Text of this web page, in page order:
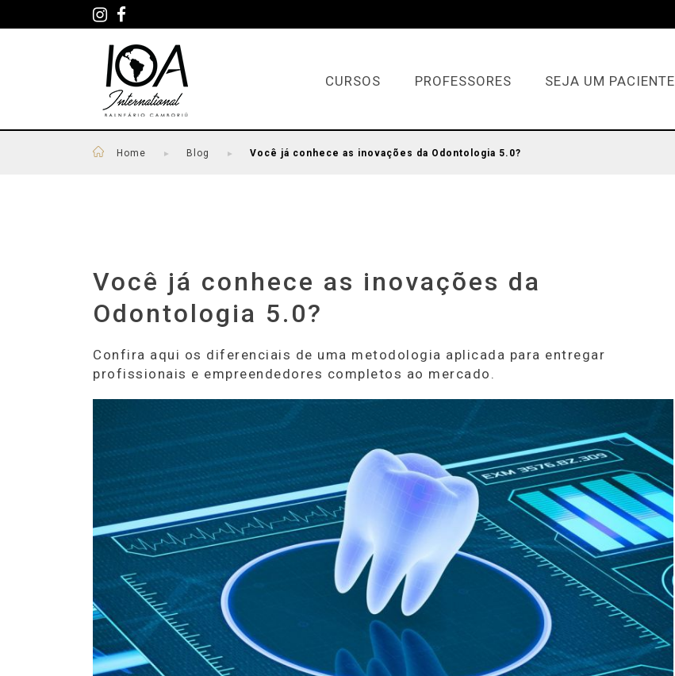
CURSOS PROFESSORES SEJA UM PACIENTE
Home ► Blog ► Você já conhece as inovações da Odontologia 5.0?
Você já conhece as inovações da
Odontologia 5.0?
Confira aqui os diferenciais de uma metodologia aplicada para entregar
profissionais e empreendedores completos ao mercado.